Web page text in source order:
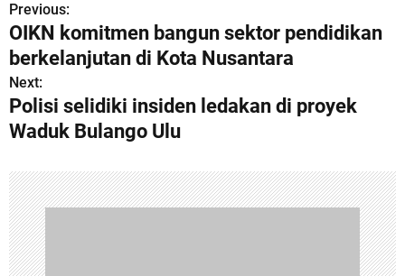
P
o
s
t
a
v
i
Previous:
OIKN komitmen bangun sektor pendidikan
berkelanjutan di Kota Nusantara
Next:
Polisi selidiki insiden ledakan di proyek
Waduk Bulango Ulu